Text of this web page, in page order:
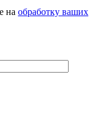
на обработку ваших